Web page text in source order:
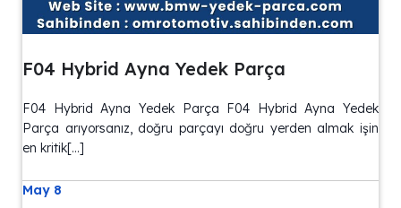
F04 Hybrid Ayna Yedek Parça
F04 Hybrid Ayna Yedek Parça F04 Hybrid Ayna Yedek
Parça arıyorsanız, doğru parçayı doğru yerden almak işin
en kritik[…]
May 8